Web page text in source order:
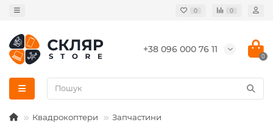
0 0
+38 096 000 76 11
0
Квадрокоптери Запчастини